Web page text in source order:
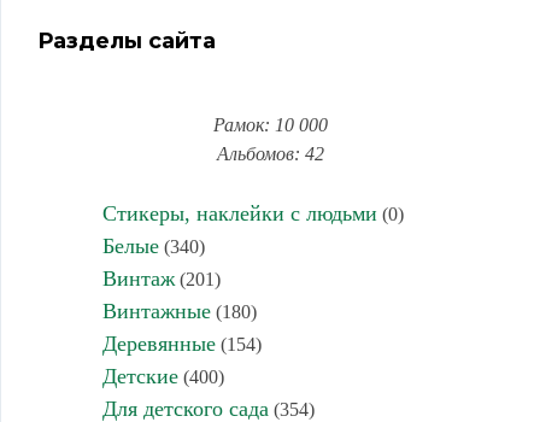
Разделы сайта
Рамок: 10 000
Альбомов: 42
Стикеры, наклейки с людьми (0)
Белые(340)
Винтаж(201)
Винтажные(180)
Деревянные(154)
Детские(400)
Для детского сада (354)